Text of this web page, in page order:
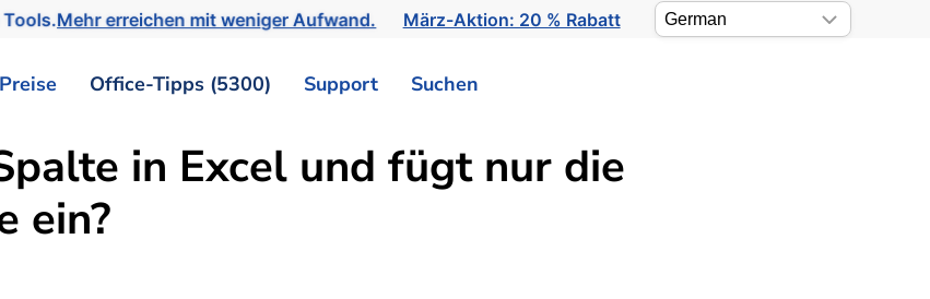
Mehr erreichen mit weniger Aufwand. März-Aktion: 20 % Rabatt
Preise Office-Tipps (5300) Support Suchen
in Excel und fügt nur die
ein?